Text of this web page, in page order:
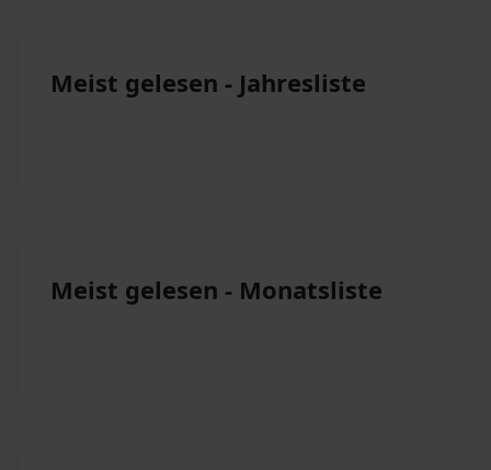
Meist gelesen - Jahresliste
Meist gelesen - Monatsliste